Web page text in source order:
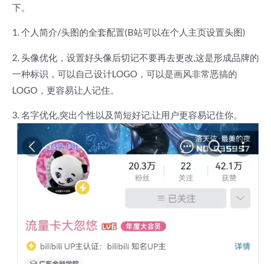
下。
1. 个人简介/头图的全套配置(B站可以在个人主页设置头图)
2. 头像优化，设置好头像后切记不要再去更改,这是形成品牌的
一种标识，可以自己设计LOGO，可以是画风非常恶搞的
LOGO，更容易让人记住。
3. 名字优化,突出个性以及简短好记,让用户更容易记住你。